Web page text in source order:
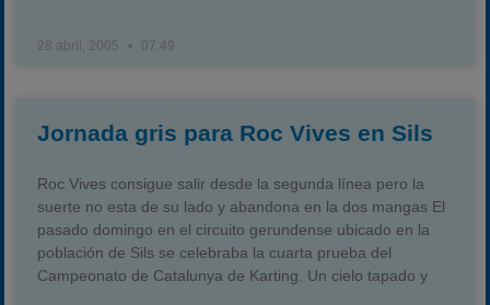
28 abril, 2005 07:49
Jornada gris para Roc Vives en Sils
Roc Vives consigue salir desde la segunda línea pero la
suerte no esta de su lado y abandona en la dos mangas El
pasado domingo en el circuito gerundense ubicado en la
población de Sils se celebraba la cuarta prueba del
Campeonato de Catalunya de Karting. Un cielo tapado y